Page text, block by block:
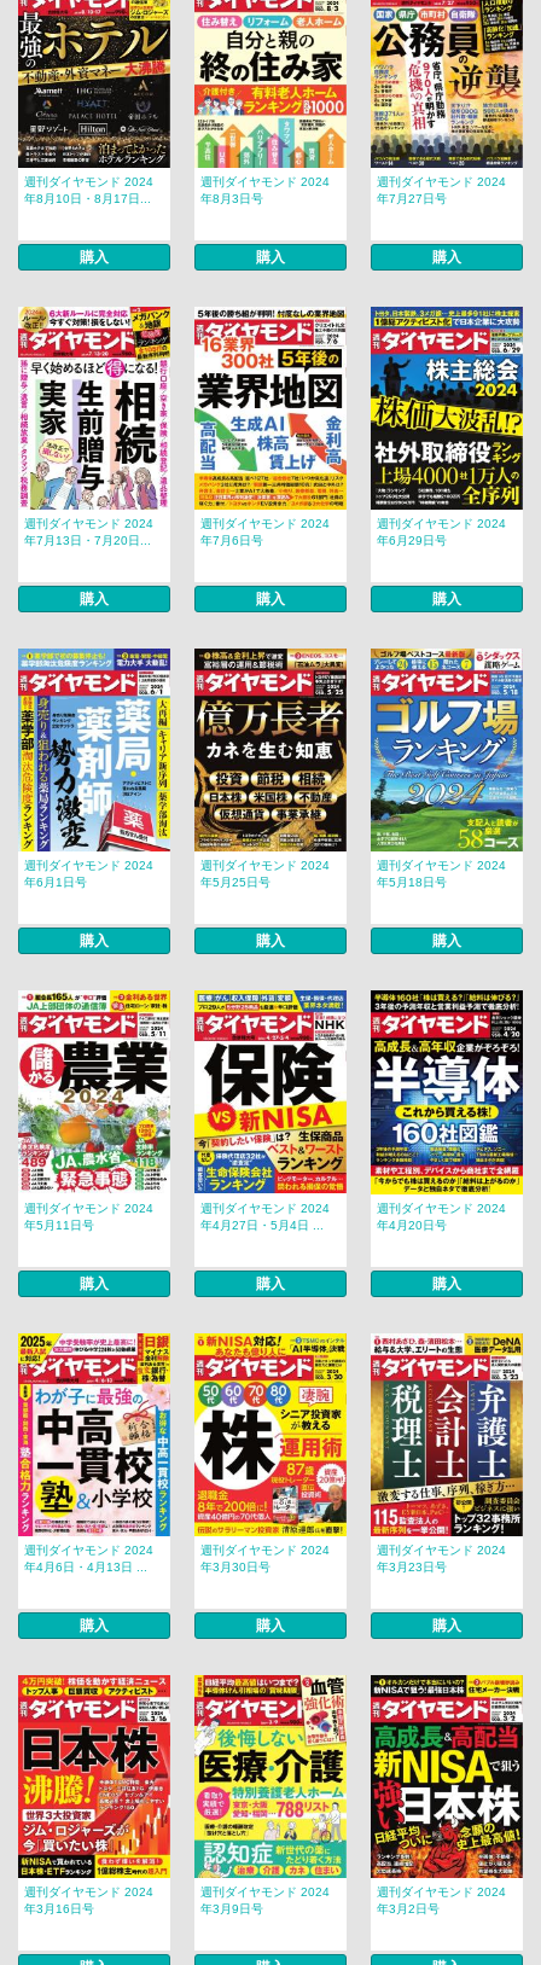
週刊ダイヤモンド 2024
年8月10日・8月17日...
購入
週刊ダイヤモンド 2024
年8月3日号
購入
週刊ダイヤモンド 2024
年7月27日号
購入
週刊ダイヤモンド 2024
年7月13日・7月20日...
購入
週刊ダイヤモンド 2024
年7月6日号
購入
週刊ダイヤモンド 2024
年6月29日号
購入
週刊ダイヤモンド 2024
年6月1日号
購入
週刊ダイヤモンド 2024
年5月25日号
購入
週刊ダイヤモンド 2024
年5月18日号
購入
週刊ダイヤモンド 2024
年5月11日号
購入
週刊ダイヤモンド 2024
年4月27日・5月4日 ...
購入
週刊ダイヤモンド 2024
年4月20日号
購入
週刊ダイヤモンド 2024
年4月6日・4月13日 ...
購入
週刊ダイヤモンド 2024
年3月30日号
購入
週刊ダイヤモンド 2024
年3月23日号
購入
週刊ダイヤモンド 2024
年3月16日号
週刊ダイヤモンド 2024
年3月9日号
週刊ダイヤモンド 2024
年3月2日号